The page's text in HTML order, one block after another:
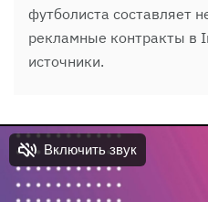
футболиста составляет
рекламные контракты в
источники.